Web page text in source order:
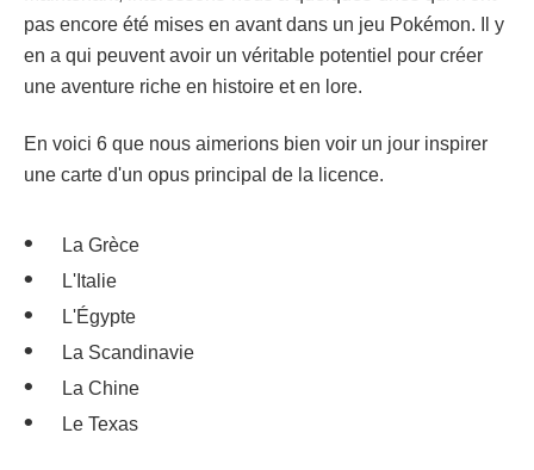
pas encore été mises en avant dans un jeu Pokémon. Il y
en a qui peuvent avoir un véritable potentiel pour créer
une aventure riche en histoire et en lore.
En voici 6 que nous aimerions bien voir un jour inspirer
une carte d'un opus principal de la licence.
La Grèce
L'Italie
L'Égypte
La Scandinavie
La Chine
Le Texas